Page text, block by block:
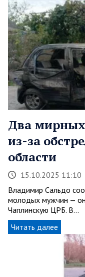
Два мирных
из-за
области
15.10.2025 11:10
Владимир Сальдо
молодых мужчин —
Чаплинскую ЦРБ. В…
Читать далее